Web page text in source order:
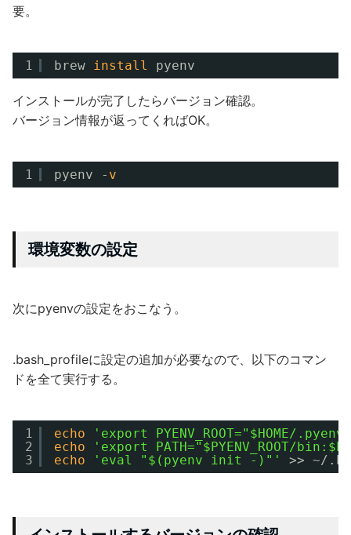
要。
1 brew install pyenv
インストールが完了したらバージョン確認。
バージョン情報が返ってくればOK。
1 pyenv - v
環境変数の設定
次にpyenvの設定をおこなう。
.bash_profileに設定の追加が必要なので、以下のコマン
ドを全て実行する。
1
2
3
echo
'export PYENV_ROOT="$HOME/
echo
'export PATH="$PYENV_ROOT/
echo
'eval "$(pyenv init -)"' >> ~/